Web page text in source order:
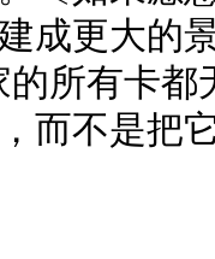
成更大的
所有卡都
而不是把